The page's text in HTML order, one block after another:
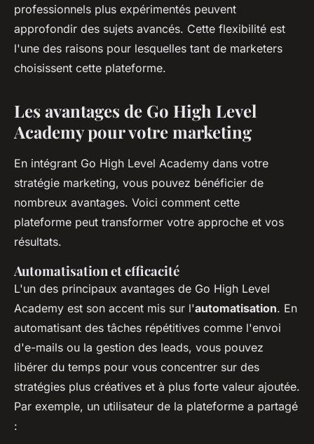
professionnels plus expérimentés peuvent
approfondir des sujets avancés. Cette flexibilité est
l'une des raisons pour lesquelles tant de marketers
choisissent cette plateforme.
Les avantages de Go High Level
Academy pour votre marketing
En intégrant Go High Level Academy dans votre
stratégie marketing, vous pouvez bénéficier de
nombreux avantages. Voici comment cette
plateforme peut transformer votre approche et vos
résultats.
Automatisation et efficacité
L'un des principaux avantages de Go High Level
Academy est son accent mis sur l'automatisation. En
automatisant des tâches répétitives comme l'envoi
d'e-mails ou la gestion des leads, vous pouvez
libérer du temps pour vous concentrer sur des
stratégies plus créatives et à plus forte valeur ajoutée.
Par exemple, un utilisateur de la plateforme a partagé
: